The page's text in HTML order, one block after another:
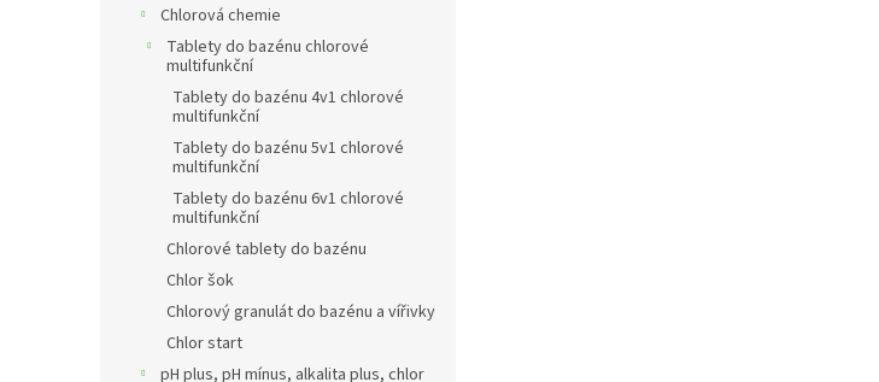
Chlorová chemie
Tablety do bazénu chlorové
multifunkční
Tablety do bazénu 4v1 chlorové
multifunkční
Tablety do bazénu 5v1 chlorové
multifunkční
Tablety do bazénu 6v1 chlorové
multifunkční
Chlorové tablety do bazénu
Chlor šok
Chlorový granulát do bazénu a vířivky
Chlor start
pH plus, pH mínus, alkalita plus, chlor